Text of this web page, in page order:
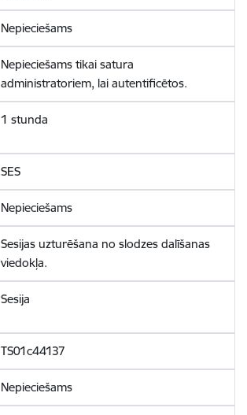
Nepieciešams
Nepieciešams tikai satura
administratoriem, lai autentificētos.
1 stunda
SES
Nepieciešams
Sesijas uzturēšana no slodzes dalīšanas
viedokļa.
Sesija
TS01c44137
Nepieciešams